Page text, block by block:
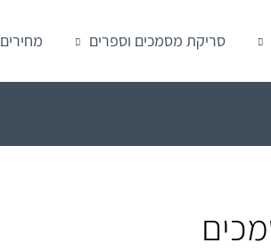
סריקת מסמכים וספרים מחירים